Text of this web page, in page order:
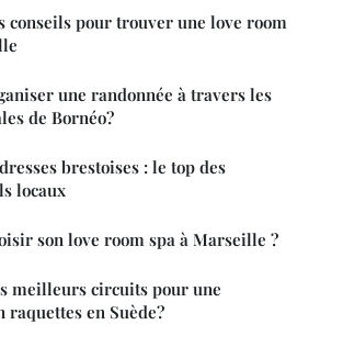
conseils pour trouver une love room
une randonnée à travers les
de Bornéo?
brestoises : le top des
locaux
son love room spa à Marseille ?
meilleurs circuits pour une
raquettes en Suède?